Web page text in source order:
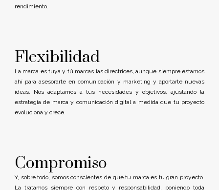
rendimiento.
Flexibilidad
La marca es tuya y tú marcas las directrices, aunque siempre estamos
ahí para asesorarte en comunicación y marketing y aportarte nuevas
ideas. Nos adaptamos a tus necesidades y objetivos, ajustando la
estrategia de marca y comunicación digital a medida que tu proyecto
evoluciona y crece.
Compromiso
Y, sobre todo, somos conscientes de que tu marca es tu gran proyecto.
La tratamos siempre con respeto y responsabilidad, poniendo toda